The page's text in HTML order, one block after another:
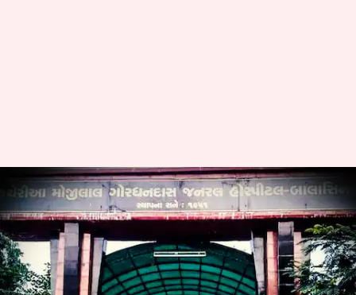
गुजरात: पथरी की जगह डॉक्टर ने
निकाली थी मरीज की किड़नी, लगा
11 लाख का जुर्माना
लेखन भारत शर्मा Oct 19, 2021 07:27 pm